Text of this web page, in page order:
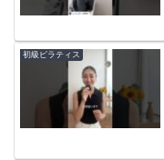
初級ピラティス